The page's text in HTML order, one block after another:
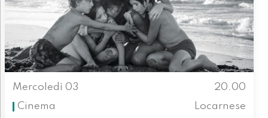
Mercoledì 03
20.00
Cinema
Locarnese